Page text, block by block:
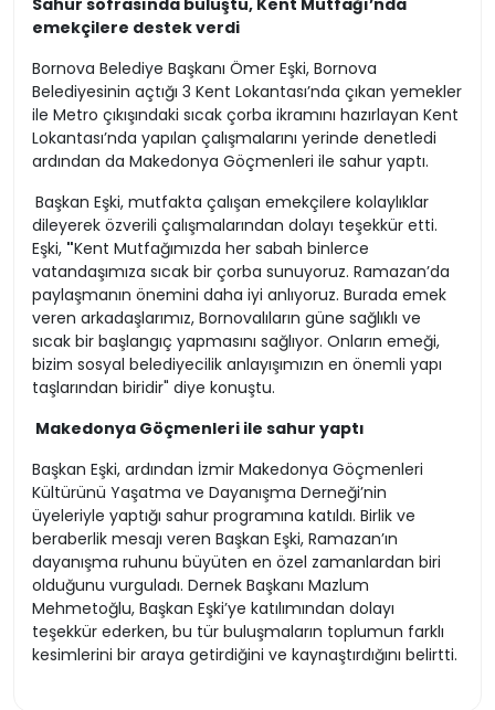
Sahur sofrasında buluştu, Kent Mutfağı’nda
emekçilere destek verdi
Bornova Belediye Başkanı Ömer Eşki, Bornova
Belediyesinin açtığı 3 Kent Lokantası’nda çıkan yemekler
ile Metro çıkışındaki sıcak çorba ikramını hazırlayan Kent
Lokantası’nda yapılan çalışmalarını yerinde denetledi
ardından da Makedonya Göçmenleri ile sahur yaptı.
Başkan Eşki, mutfakta çalışan emekçilere kolaylıklar
dileyerek özverili çalışmalarından dolayı teşekkür etti.
Eşki, "Kent Mutfağımızda her sabah binlerce
vatandaşımıza sıcak bir çorba sunuyoruz. Ramazan’da
paylaşmanın önemini daha iyi anlıyoruz. Burada emek
veren arkadaşlarımız, Bornovalıların güne sağlıklı ve
sıcak bir başlangıç yapmasını sağlıyor. Onların emeği,
bizim sosyal belediyecilik anlayışımızın en önemli yapı
taşlarından biridir" diye konuştu.
Makedonya Göçmenleri ile sahur yaptı
Başkan Eşki, ardından İzmir Makedonya Göçmenleri
Kültürünü Yaşatma ve Dayanışma Derneği’nin
üyeleriyle yaptığı sahur programına katıldı. Birlik ve
beraberlik mesajı veren Başkan Eşki, Ramazan’ın
dayanışma ruhunu büyüten en özel zamanlardan biri
olduğunu vurguladı. Dernek Başkanı Mazlum
Mehmetoğlu, Başkan Eşki’ye katılımından dolayı
teşekkür ederken, bu tür buluşmaların toplumun farklı
kesimlerini bir araya getirdiğini ve kaynaştırdığını belirtti.